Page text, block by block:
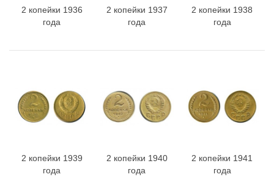
2 копейки 1936
года
2 копейки 1937
года
2 копейки 1938
года
2 копейки 1939
года
2 копейки 1940
года
2 копейки 1941
года